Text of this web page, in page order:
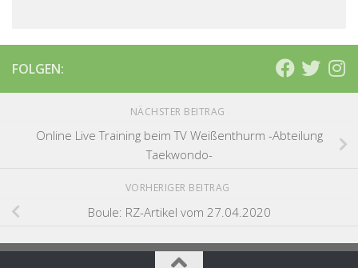
FOLGEN:
NÄCHSTER BEITRAG
Online Live Training beim TV Weißenthurm -Abteilung
Taekwondo-
VORHERIGER BEITRAG
Boule: RZ-Artikel vom 27.04.2020